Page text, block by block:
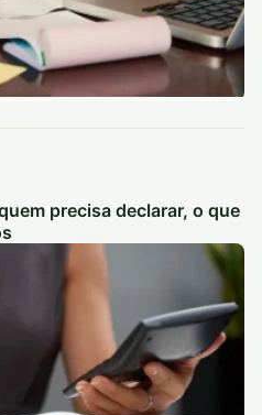
precisa declarar, o que